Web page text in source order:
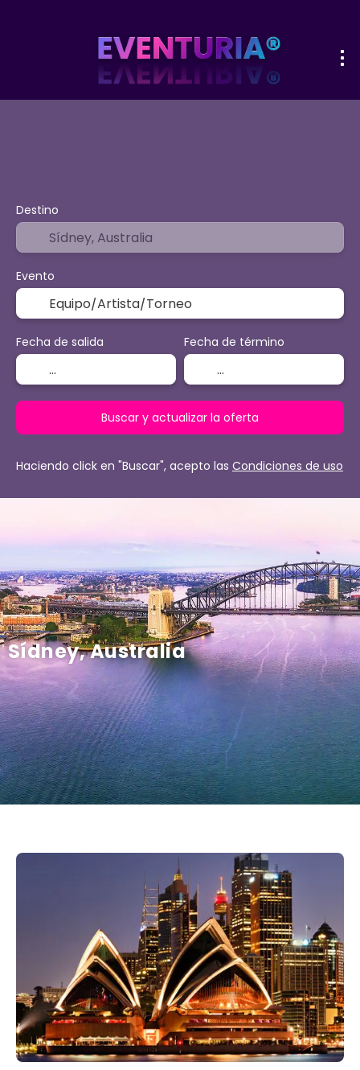
Sídney, Australia
Destino
Evento
Fecha de salida Fecha de término
Buscar y actualizar la oferta
Haciendo click en "Buscar", acepto las Condiciones de uso